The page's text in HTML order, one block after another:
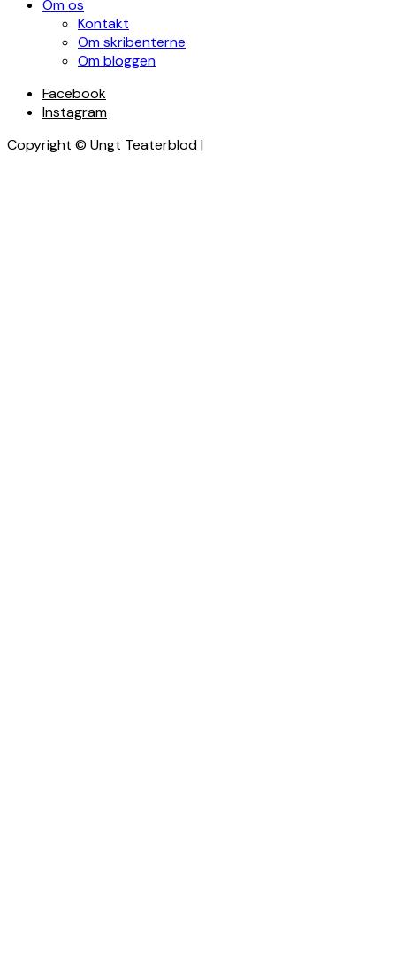
Om os
Kontakt
Om skribenterne
Om bloggen
Facebook
Instagram
Copyright © Ungt Teaterblod |